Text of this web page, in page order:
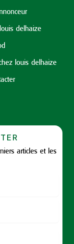
delhaize
louis delhaize
articles et les